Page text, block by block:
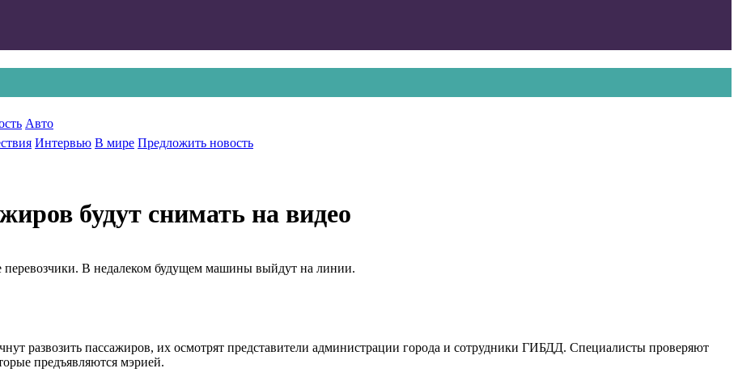
Авто
Интервью В мире Предложить новость
будут снимать на видео
В недалеком будущем машины выйдут на линии.
развозить пассажиров, их осмотрят представители администрации города и сотрудники ГИБДД. Специалисты проверяют
предъявляются мэрией.